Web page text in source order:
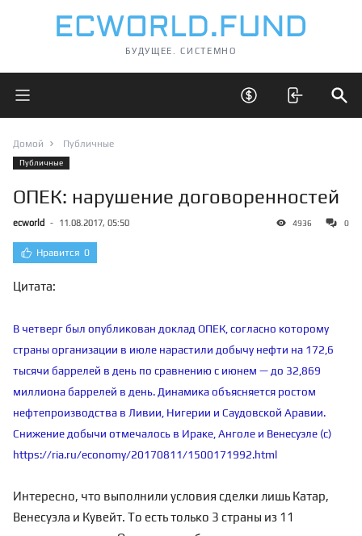
БУДУЩЕЕ. СИСТЕМНО
Открыть главное меню Открыть скрытые
Домой Публичные
Публичные
ОПЕК: нарушение договоренностей
ecworld - 11.08.2017, 05:50 4936 0
Нравится 0
Цитата:
В четверг был опубликован доклад ОПЕК, согласно которому
страны организации в июле нарастили добычу нефти на 172,6
тысячи баррелей в день по сравнению с июнем — до 32,869
миллиона баррелей в день. Динамика объясняется ростом
нефтепроизводства в Ливии, Нигерии и Саудовской Аравии.
Снижение добычи отмечалось в Ираке, Анголе и Венесуэле (с)
https://ria.ru/economy/20170811/1500171992.html
Интересно, что выполнили условия сделки лишь Катар,
Венесуэла и Кувейт. То есть только 3 страны из 11